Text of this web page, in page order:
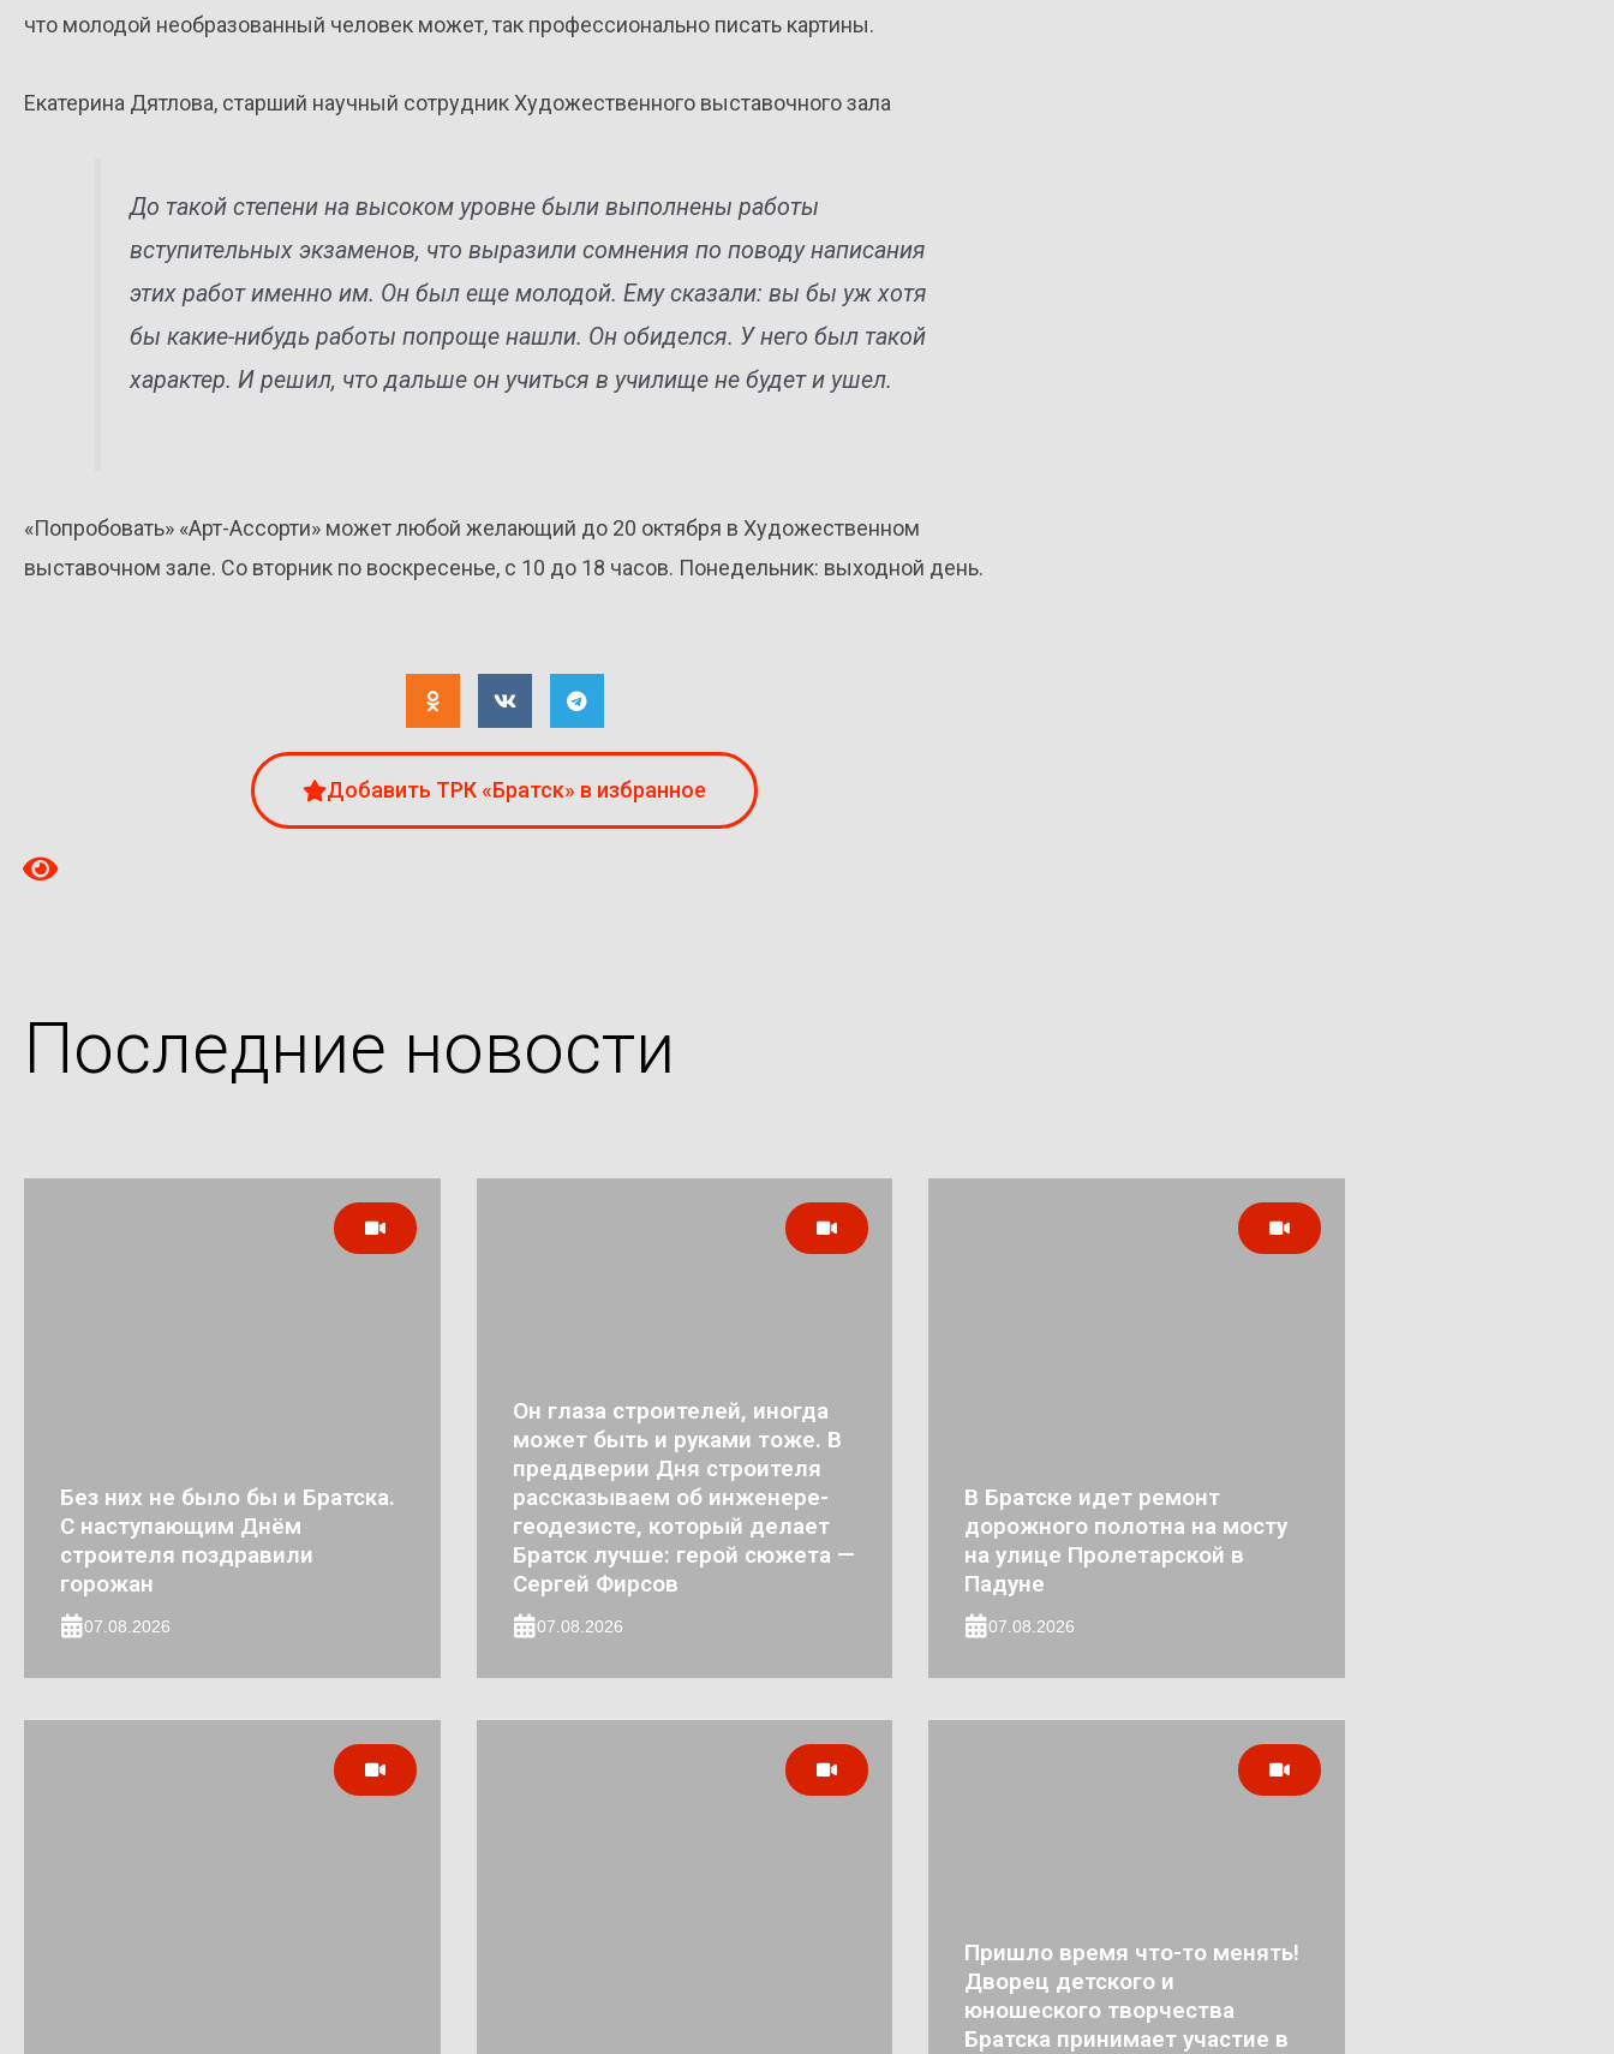
что молодой необразованный человек может, так профессионально писать картины.
Екатерина Дятлова, старший научный сотрудник Художественного выставочного зала
До такой степени на высоком уровне были выполнены работы
вступительных экзаменов, что выразили сомнения по поводу написания
этих работ именно им. Он был еще молодой. Ему сказали: вы бы уж хотя
бы какие-нибудь работы попроще нашли. Он обиделся. У него был такой
характер. И решил, что дальше он учиться в училище не будет и ушел.
«Попробовать» «Арт-Ассорти» может любой желающий до 20 октября в Художественном
выставочном зале. Со вторник по воскресенье, с 10 до 18 часов. Понедельник: выходной день.
Добавить ТРК «Братск» в избранное
Последние новости
Без них не было бы и Братска.
С наступающим Днём
строителя поздравили
горожан
07.08.2026
Он глаза строителей, иногда
может быть и руками тоже. В
преддверии Дня строителя
рассказываем об инженере-
геодезисте, который делает
Братск лучше: герой сюжета —
Сергей Фирсов
07.08.2026
В Братске идет ремонт
дорожного полотна на мосту
на улице Пролетарской в
Падуне
07.08.2026
Пришло время что-то менять!
Дворец детского и
юношеского творчества
Братска принимает участие в